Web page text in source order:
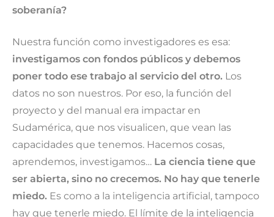
soberanía?
Nuestra función como investigadores es esa:
investigamos con fondos públicos y debemos
poner todo ese trabajo al servicio del otro. Los
datos no son nuestros. Por eso, la función del
proyecto y del manual era impactar en
Sudamérica, que nos visualicen, que vean las
capacidades que tenemos. Hacemos cosas,
aprendemos, investigamos… La ciencia tiene que
ser abierta, sino no crecemos. No hay que tenerle
miedo. Es como a la inteligencia artificial, tampoco
hay que tenerle miedo. El límite de la inteligencia